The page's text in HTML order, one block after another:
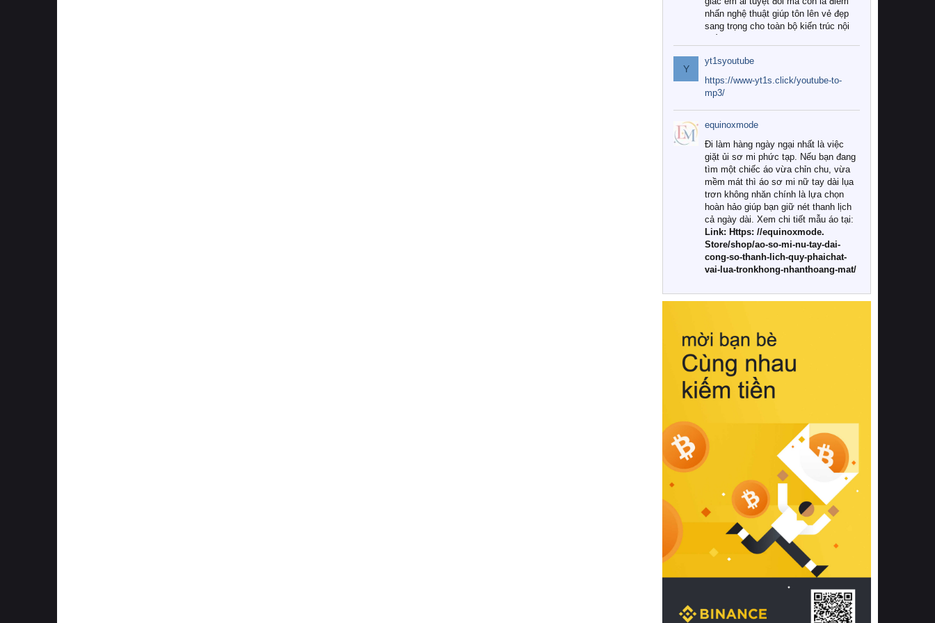
nhấn nghệ thuật giúp tôn lên vẻ đẹp
sang trọng cho toàn bộ kiến trúc nội
Tuy nhiên, giữa thị trường đa dạng
với vô vàn thương hiệu và mẫu mã
như hiện nay, làm thế nào để chọn
được những bộ chăn ga gối đệm cao
cấp thực sự chất lượng, phù hợp với
khí hậu và nhu cầu sử dụng của gia
đình? Hãy cùng chúng tôi đi tìm lời
giải đáp chi tiết qua bài viết dưới đây.
1. Tại sao các gia đình hiện đại lại ưa
chuộng chăn ga gối đệm cao cấp?
Khác với các dòng sản phẩm thông
thường, những bộ chăn ga gối đệm
cao cấp trải qua quy trình sản xuất
nghiêm ngặt từ khâu chọn lọc nguyên
liệu tự nhiên đến công nghệ dệt
nhuộm hiện đại không chứa hóa chất
này, bạn sẽ cảm nhận rõ rệt sự khác
hồi chuẩn xác của phần đệm nâng đỡ
cột sống.
Bên cạnh đó, việc lựa chọn các dòng
sản phẩm đạt chuẩn chất lượng quốc
tế còn giúp ngăn ngừa tình trạng kích
khuẩn và nấm mốc trong điều kiện
thời tiết nóng ẩm. Bạn có thể tìm hiểu
thêm các nghiên cứu khoa học về tác
động của giấc ngủ và môi trường
phòng ngủ đối với sức khỏe con
người tại Sleep Foundation (External
Link) để có cái nhìn toàn diện hơn.
2. Các tiêu chí vàng khi lựa chọn
chăn ga gối đệm cao cấp cho phòng
ngủ
Để sở hữu một bộ chăn ga gối đệm
cao cấp hoàn hảo cả về thẩm mỹ lẫn
công năng, người tiêu dùng cần cân
nhắc kỹ lưỡng các tiêu chí quan trọng
Y
yt1syoutube
https://www-yt1s.click/youtube-to-
mp3/
equinoxmode
Đi làm hàng ngày ngại nhất là việc
giặt ủi sơ mi phức tạp. Nếu bạn đang
tìm một chiếc áo vừa chỉn chu, vừa
mềm mát thì áo sơ mi nữ tay dài lụa
trơn không nhăn chính là lựa chọn
hoàn hảo giúp bạn giữ nét thanh lịch
cả ngày dài. Xem chi tiết mẫu áo tại:
Link: Https: //equinoxmode.
Store/shop/ao-so-mi-nu-tay-dai-
cong-so-thanh-lich-quy-phaichat-
vai-lua-tronkhong-nhanthoang-mat/